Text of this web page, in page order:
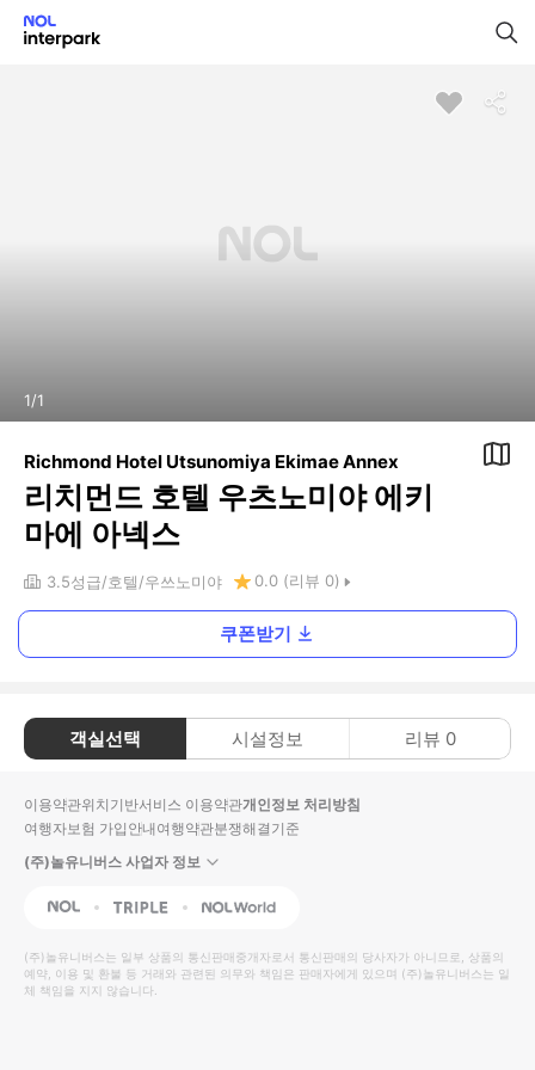
1/1
Richmond Hotel Utsunomiya Ekimae Annex
리치먼드 호텔 우츠노미야 에키
마에 아넥스
3.5성급 호텔 우쓰노미야 0.0 (리뷰 0)
쿠폰받기
객실선택 시설정보 리뷰 0
이용약관위치기반서비스 이용약관개인정보 처리방침
여행자보험 가입안내여행약관분쟁해결기준
(주)놀유니버스 사업자 정보
NOL Triple Interpark Global
(주)놀유니버스는 일부 상품의 통신판매중개자로서 통신판매의 당사자가 아니므로, 상품의
예약, 이용 및 환불 등 거래와 관련된 의무와 책임은 판매자에게 있으며 (주)놀유니버스는 일
체 책임을 지지 않습니다.